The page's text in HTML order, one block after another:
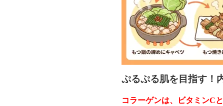
ぷるぷる肌を目指す！
コラーゲンは、ビタミンC